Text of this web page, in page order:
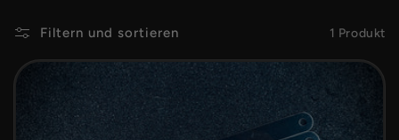
e
g
o
Filtern und sortieren 1 Produkt